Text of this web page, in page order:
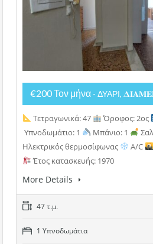
€200 Τον μήνα - ΔΥΑΡΙ,
Τετραγωνικά: 47 Όροφος: 2ος
Υπνοδωμάτιο: 1
Μπάνιο: 1
Ηλεκτρικός θερμοσίφωνας
A/C
Έτος κατασκευής: 1970
More Details
47 τ.μ.
1 Υπνοδωμάτια